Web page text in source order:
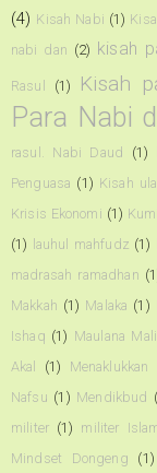
(4) Kisah Nabi (1)
nabi dan (2) kisah
Rasul (1) Kisah
Para Nabi
rasul. Nabi Daud
(1)
Penguasa (1) Kisah
Krisis Ekonomi (1)
(1) lauhul mahfudz (1)
madrasah ramadhan
Makkah (1) Malaka (1)
Ishaq (1) Maulana
Akal
(1) Menaklukkan
Nafsu (1) Mendikbud
militer (1) militer
Mindset Dongeng
(1)